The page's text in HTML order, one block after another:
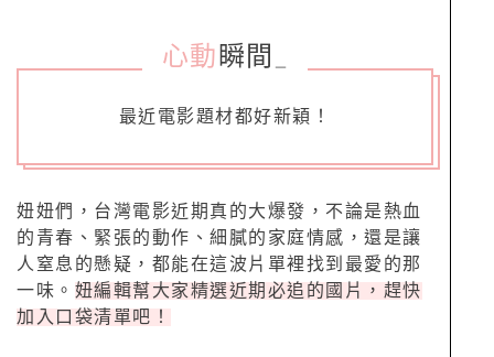
心動 瞬間
最近電影題材都好新穎！
妞妞們，台灣電影近期真的大爆發， 不論是熱血
的青春、緊張的動作、細膩的家庭情感，還是讓
人窒息的懸疑，都能在這波片單裡找到最愛的那
一味。 妞編輯幫大家精選近期必追的國片，趕快
加入口袋清單吧！